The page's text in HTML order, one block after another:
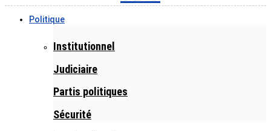
Politique
Institutionnel
Judiciaire
Partis politiques
Sécurité